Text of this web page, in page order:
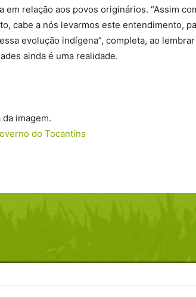
em relação aos povos originários. “Assim
cabe a nós levarmos este entendimento,
evolução indígena”, completa, ao
ainda é uma realidade.
da imagem.
do Tocantins